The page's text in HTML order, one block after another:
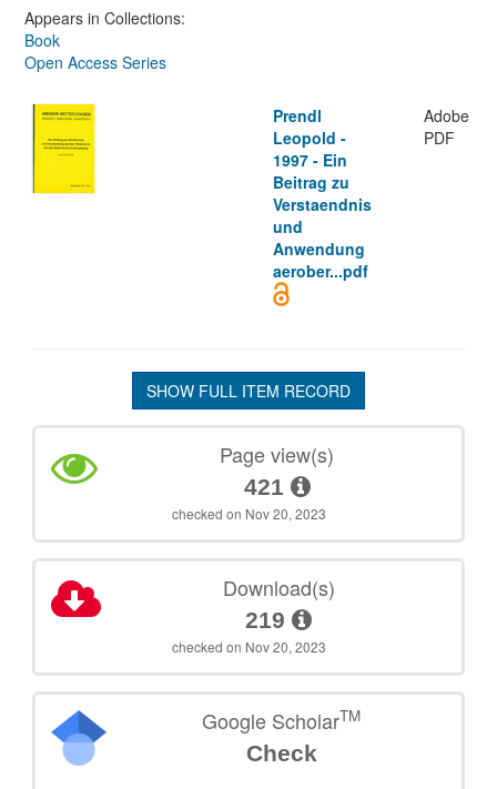
Appears in Collections:
Book
Open Access Series
Prendl
Leopold -
1997 - Ein
Beitrag zu
Verstaendnis
und
Anwendung
aerober...pdf
Adobe
PDF
SHOW FULL ITEM RECORD
Page view(s)
421
checked on Nov 20, 2023
Download(s)
219
checked on Nov 20, 2023
Google ScholarTM
Check